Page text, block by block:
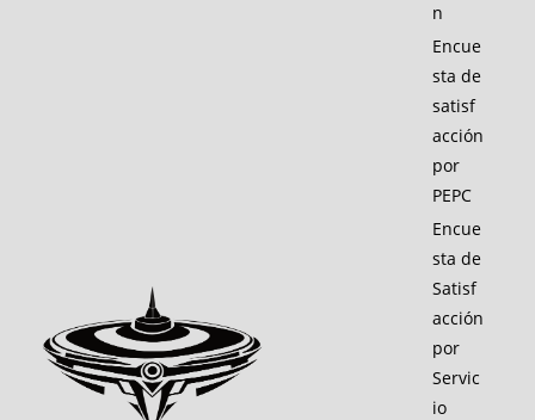
n
Encue
sta de
satisf
acción
por
PEPC
Encue
sta de
Satisf
acción
por
Servic
io